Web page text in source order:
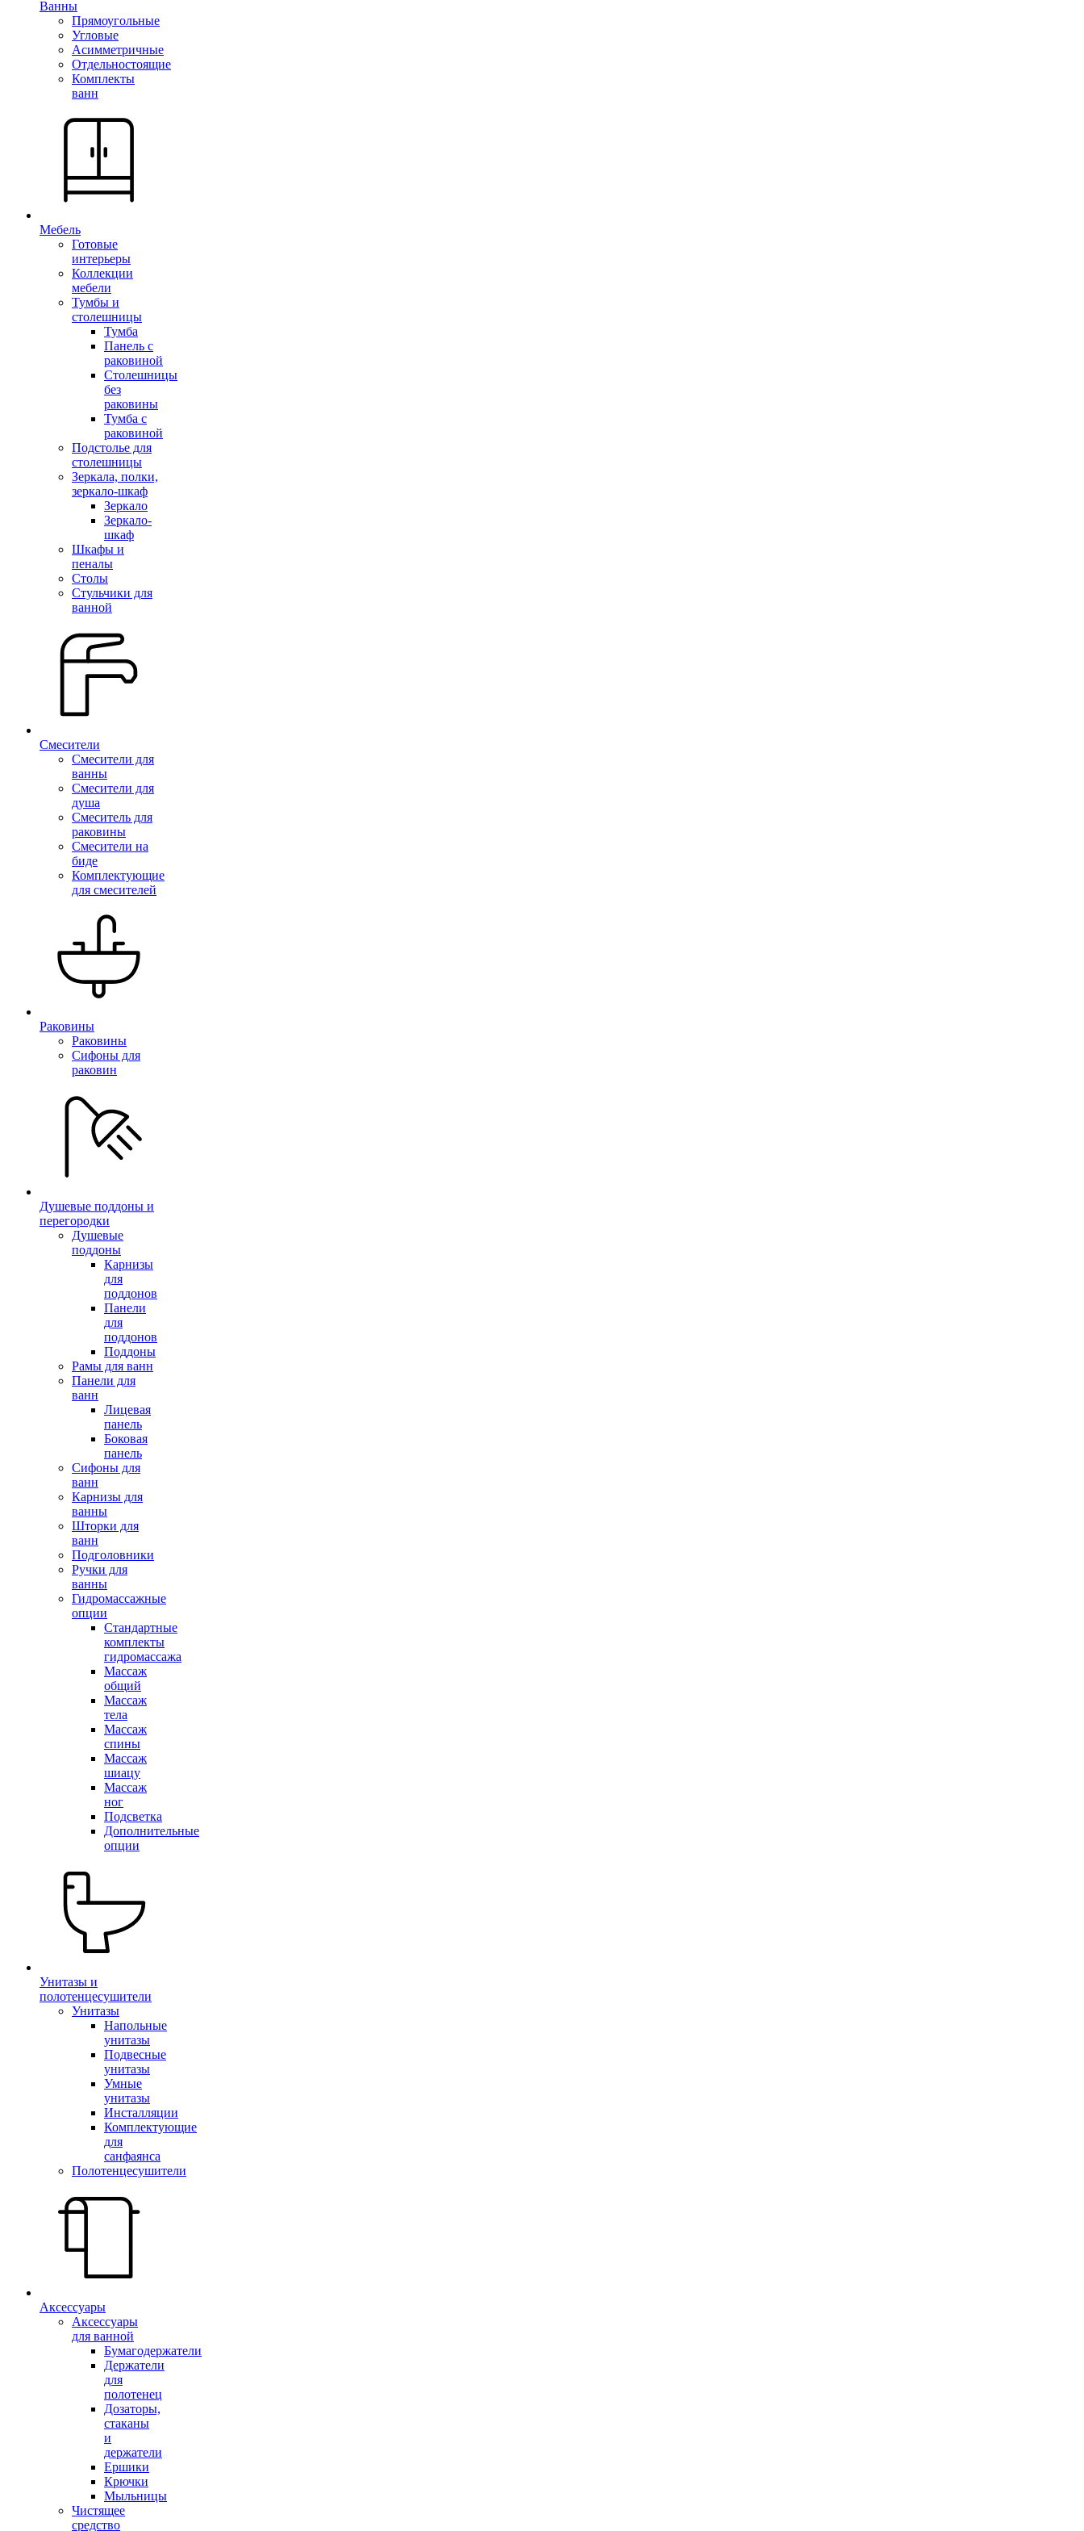
Ванны
Прямоугольные
Угловые
Асимметричные
Отдельностоящие
Комплекты
ванн
Мебель
Готовые
интерьеры
Коллекции
мебели
Тумбы и
столешницы
Тумба
Панель с
раковиной
Столешницы
без
раковины
Тумба с
раковиной
Подстолье для
столешницы
Зеркала, полки,
зеркало-шкаф
Зеркало
Зеркало-
шкаф
Шкафы и
пеналы
Столы
Стульчики для
ванной
Смесители
Смесители для
ванны
Смесители для
душа
Смеситель для
раковины
Смесители на
биде
Комплектующие
для смесителей
Раковины
Раковины
Сифоны для
раковин
Душевые поддоны и
перегородки
Душевые
поддоны
Карнизы
для
поддонов
Панели
для
поддонов
Поддоны
Рамы для ванн
Панели для
ванн
Лицевая
панель
Боковая
панель
Сифоны для
ванн
Карнизы для
ванны
Шторки для
ванн
Подголовники
Ручки для
ванны
Гидромассажные
опции
Стандартные
комплекты
гидромассажа
Массаж
общий
Массаж
тела
Массаж
спины
Массаж
шиацу
Массаж
ног
Подсветка
Дополнительные
опции
Унитазы и
полотенцесушители
Унитазы
Напольные
унитазы
Подвесные
унитазы
Умные
унитазы
Инсталляции
Комплектующие
для
санфаянса
Полотенцесушители
Аксессуары
Аксессуары
для ванной
Бумагодержатели
Держатели
для
полотенец
Дозаторы,
стаканы
и
держатели
Ершики
Крючки
Мыльницы
Чистящее
средство